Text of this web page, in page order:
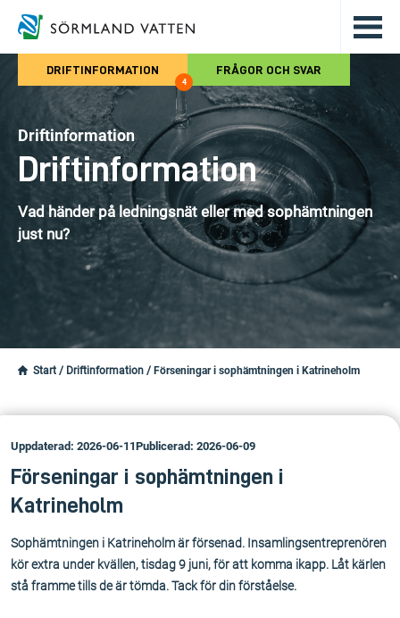
Hoppa till det huvudsakliga
DRIFTINFORMATION
4
FRÅGOR OCH SVAR
Driftinformation
Driftinformation
Vad händer på ledningsnät eller med sophämtningen
just nu?
Start / Driftinformation / Förseningar i sophämtningen i Katrineholm
Uppdaterad: 2026-06-11Publicerad: 2026-06-09
Förseningar i sophämtningen i
Katrineholm
Sophämtningen i Katrineholm är försenad. Insamlingsentreprenören
kör extra under kvällen, tisdag 9 juni, för att komma ikapp. Låt kärlen
stå framme tills de är tömda. Tack för din förståelse.